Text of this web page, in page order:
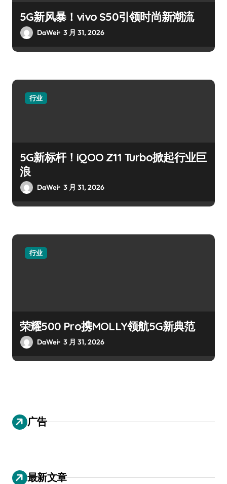
5G新风暴！vivo S50引领时尚新潮流
DaWei 3 月 31, 2026
行业
5G新标杆！iQOO Z11 Turbo掀起行业巨
浪
DaWei 3 月 31, 2026
行业
荣耀500 Pro携MOLLY领航5G新典范
DaWei 3 月 31, 2026
广告
最新文章